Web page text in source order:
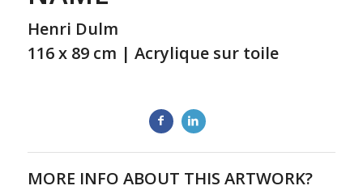
Henri Dulm
116 x 89 cm | Acrylique sur toile
MORE INFO ABOUT THIS ARTWORK?